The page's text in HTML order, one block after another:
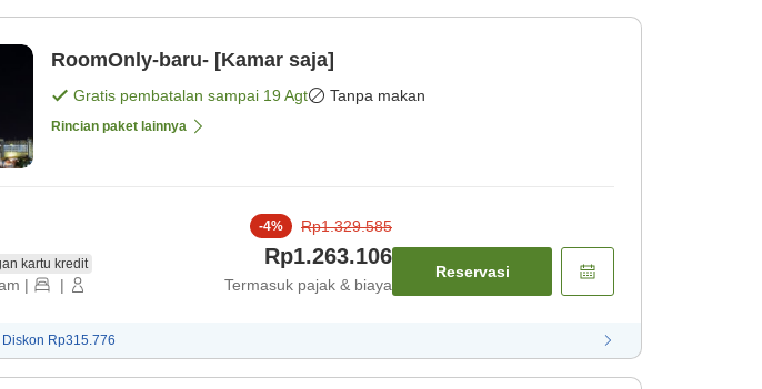
RoomOnly-baru- [Kamar saja]
Gratis pembatalan sampai 19 Agt Tanpa makan
Rincian paket lainnya
kartu kredit
| |
-4% Rp1.329.585
Rp1.263.106
Termasuk pajak & biaya
Reservasi
Diskon Rp315.776